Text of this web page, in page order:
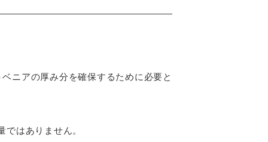
ニアの厚み分を確保するために必要と
はありません。